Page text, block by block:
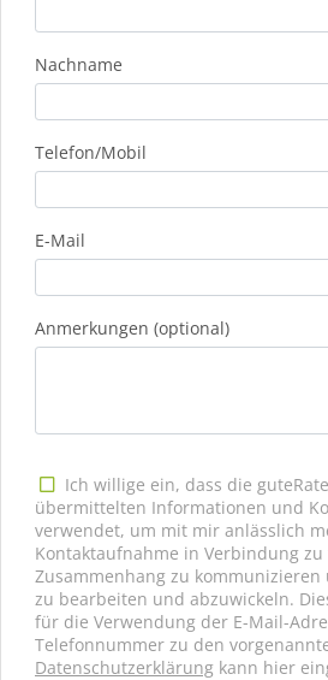
Nachname
Telefon/Mobil
E-Mail
Anmerkungen (optional)
Ich willige ein, dass die
übermittelten Informationen und
verwendet, um mit mir anlässlich
Kontaktaufnahme in Verbindung
Zusammenhang zu
zu bearbeiten und abzuwickeln.
für die Verwendung der E-Mail-
Telefonnummer zu den
Datenschutzerklärung kann hier